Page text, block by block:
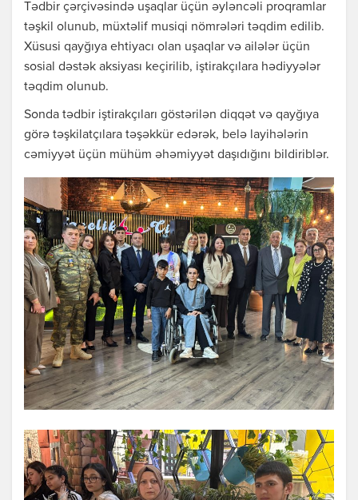
Tədbir çərçivəsində uşaqlar üçün əyləncəli proqramlar
təşkil olunub, müxtəlif musiqi nömrələri təqdim edilib.
Xüsusi qayğıya ehtiyacı olan uşaqlar və ailələr üçün
sosial dəstək aksiyası keçirilib, iştirakçılara hədiyyələr
təqdim olunub.
Sonda tədbir iştirakçıları göstərilən diqqət və qayğıya
görə təşkilatçılara təşəkkür edərək, belə layihələrin
cəmiyyət üçün mühüm əhəmiyyət daşıdığını bildiriblər.